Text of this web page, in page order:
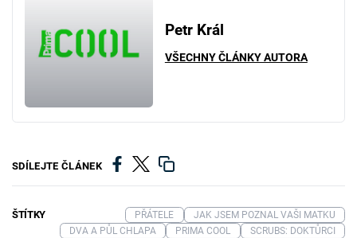
Petr Král
VŠECHNY ČLÁNKY AUTORA
SDÍLEJTE ČLÁNEK
ŠTÍTKY PŘÁTELE
JAK JSEM POZNAL VAŠI MATKU
DVA A PŮL CHLAPA
PRIMA COOL
SCRUBS: DOKTŮRCI